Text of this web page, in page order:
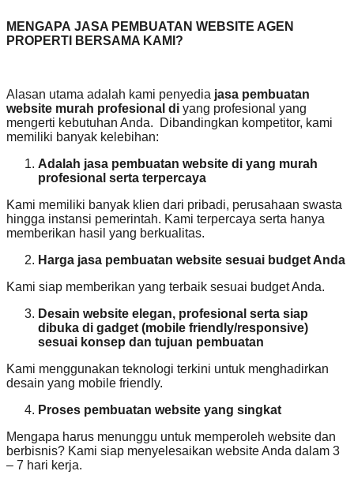
MENGAPA JASA PEMBUATAN WEBSITE AGEN
PROPERTI BERSAMA KAMI?
Alasan utama adalah kami penyedia jasa pembuatan
website murah profesional di yang profesional yang
mengerti kebutuhan Anda. Dibandingkan kompetitor, kami
memiliki banyak kelebihan:
Adalah jasa pembuatan website di yang murah
profesional serta terpercaya
Kami memiliki banyak klien dari pribadi, perusahaan swasta
hingga instansi pemerintah. Kami terpercaya serta hanya
memberikan hasil yang berkualitas.
Harga jasa pembuatan website sesuai budget Anda
Kami siap memberikan yang terbaik sesuai budget Anda.
Desain website elegan, profesional serta siap
dibuka di gadget (mobile friendly/responsive)
sesuai konsep dan tujuan pembuatan
Kami menggunakan teknologi terkini untuk menghadirkan
desain yang mobile friendly.
Proses pembuatan website yang singkat
Mengapa harus menunggu untuk memperoleh website dan
berbisnis? Kami siap menyelesaikan website Anda dalam 3
– 7 hari kerja.